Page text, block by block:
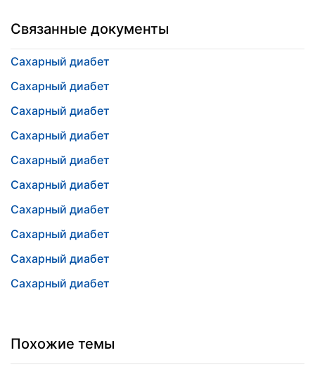
Связанные документы
Сахарный диабет
Сахарный диабет
Сахарный диабет
Сахарный диабет
Сахарный диабет
Сахарный диабет
Сахарный диабет
Сахарный диабет
Сахарный диабет
Сахарный диабет
Похожие темы